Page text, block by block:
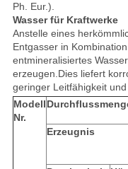
Ph. Eur.).
Wasser für Kraftwerke
Anstelle eines
Entgasser in
entmineralisiertes
erzeugen.Dies liefert
geringer Leitfähigkeit
Modell
Nr.
Erzeugnis